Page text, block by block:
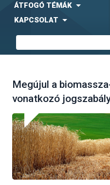
ÁTFOGÓ TÉMÁK
KAPCSOLAT
Megújul a
vonatkozó